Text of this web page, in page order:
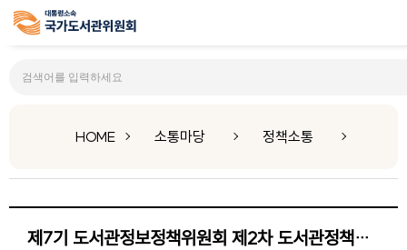
HOME 소통마당 정책소통
제7기 도서관정보정책위원회 제2차 도서관정책세미나 개최